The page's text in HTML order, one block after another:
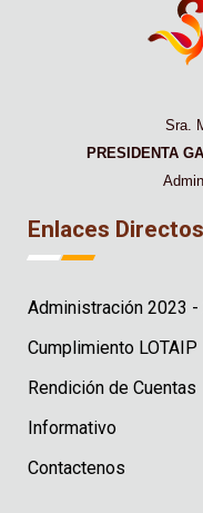
Sra.
PRESIDENTA
Enlaces Directos
Administración 2023 -
Cumplimiento LOTAIP
Rendición de Cuentas
Informativo
Contactenos